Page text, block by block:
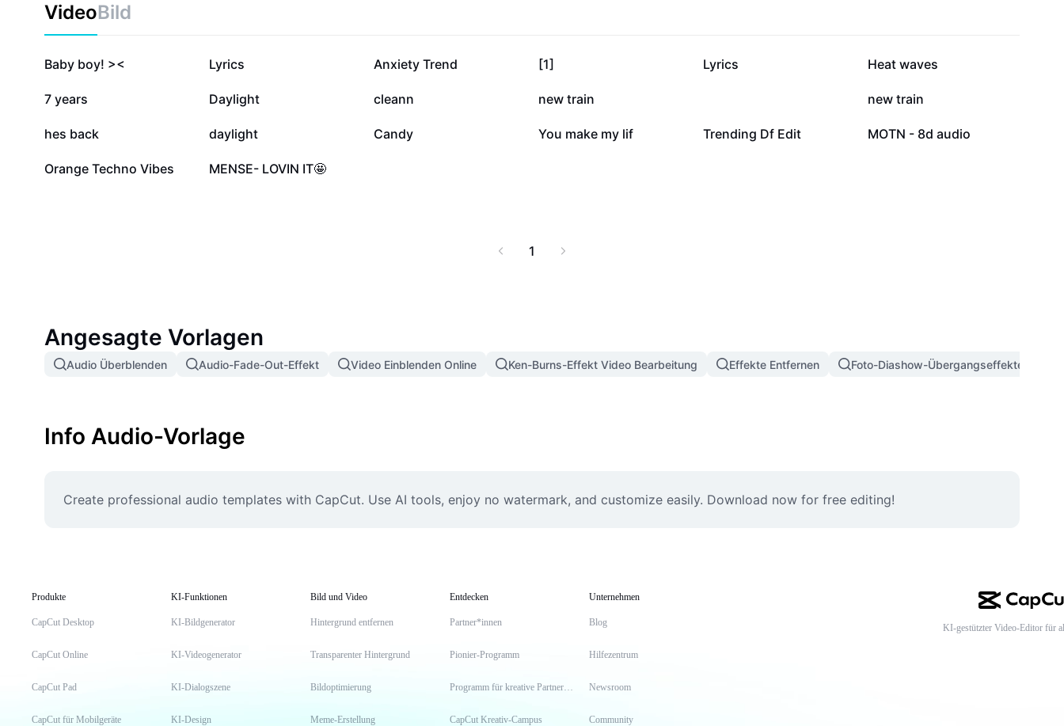
VideoBild
224.521
Baby boy! >< 200.519
Lyrics 152.166
Anxiety Trend 126.304
[1] 113.245
Lyrics 109.782
Heat waves
107.226
7 years 73.689
Daylight 56.450
cleann 53.800
new train 36.818
new train
22.403
hes back 12.604
daylight 7851
Candy 7293
You make my lif 5039
Trending Df Edit 4400
MOTN - 8d audio
2328
Orange Techno Vibes 45
MENSE- LOVIN IT🤩
1
Angesagte Vorlagen
Audio Überblenden Audio-Fade-Out-Effekt Video Einblenden Online Ken-Burns-Effekt Video Bearbeitung Effekte Entfernen Foto-Diashow-Übergangseffekte
Info Audio-Vorlage
Create professional audio templates with CapCut. Use AI tools, enjoy no watermark, and customize easily. Download now for free editing!
Produkte
CapCut Desktop
CapCut Online
CapCut Pad
CapCut für Mobilgeräte
KI-Funktionen
KI-Bildgenerator
KI-Videogenerator
KI-Dialogszene
KI-Design
Bild und Video
Hintergrund entfernen
Transparenter Hintergrund
Bildoptimierung
Meme-Erstellung
Entdecken
Partner*innen
Pionier-Programm
Programm für kreative Partner*innen
CapCut Kreativ-Campus
Unternehmen
Blog
Hilfezentrum
Newsroom
Community
KI-gestützter Video-Editor für